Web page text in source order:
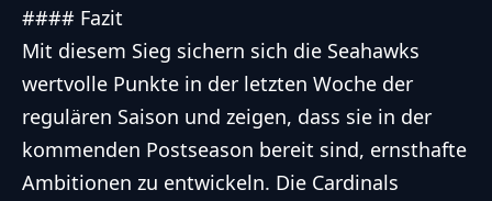
#### Fazit
Mit diesem Sieg sichern sich die Seahawks
wertvolle Punkte in der letzten Woche der
regulären Saison und zeigen, dass sie in der
kommenden Postseason bereit sind, ernsthafte
Ambitionen zu entwickeln. Die Cardinals